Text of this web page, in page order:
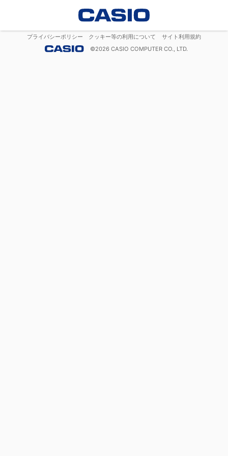
プライバシーポリシー クッキー等の利用について
サイト利用規約
©2026 CASIO COMPUTER CO., LTD.